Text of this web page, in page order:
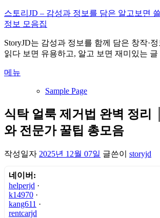
내
용
로
바
가
스토리JD – 감성과 정보를 담은 알고보면
정보 모음집
StoryJD는 감성과 정보를 함께 담은 창작·
읽다 보면 유용하고, 알고 보면 재미있는 글
메뉴
Sample Page
식탁 얼룩 제거법 완벽 정리
와 전문가 꿀팁 총모음
작성일자 2025년 12월 07일 글쓴이 storyjd
네이버:
helperjd ·
k14970 ·
kang611 ·
rentcarjd